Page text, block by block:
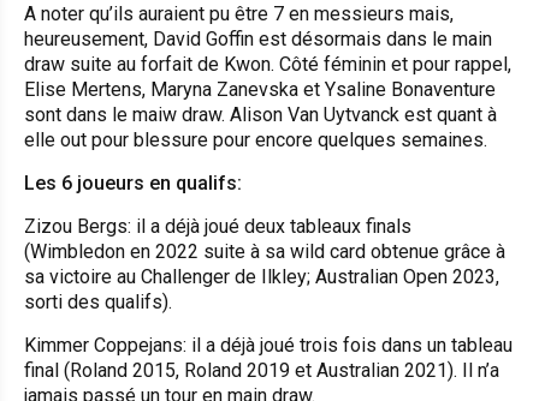
A noter qu’ils auraient pu être 7 en messieurs mais,
heureusement, David Goffin est désormais dans le main
draw suite au forfait de Kwon. Côté féminin et pour rappel,
Elise Mertens, Maryna Zanevska et Ysaline Bonaventure
sont dans le maiw draw. Alison Van Uytvanck est quant à
elle out pour blessure pour encore quelques semaines.
Les 6 joueurs en qualifs:
Zizou Bergs: il a déjà joué deux tableaux finals
(Wimbledon en 2022 suite à sa wild card obtenue grâce à
sa victoire au Challenger de Ilkley; Australian Open 2023,
sorti des qualifs).
Kimmer Coppejans: il a déjà joué trois fois dans un tableau
final (Roland 2015, Roland 2019 et Australian 2021). Il n’a
jamais passé un tour en main draw.